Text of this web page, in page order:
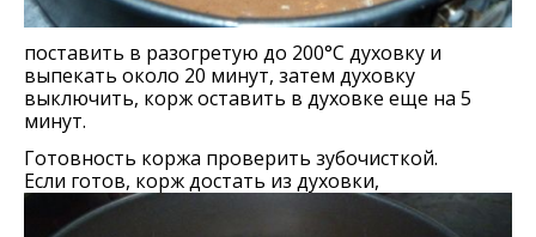
поставить в разогретую до 200°С духовку и
выпекать около 20 минут, затем духовку
выключить, корж оставить в духовке еще на 5
минут.
Готовность коржа проверить зубочисткой.
Если готов, корж достать из духовки,